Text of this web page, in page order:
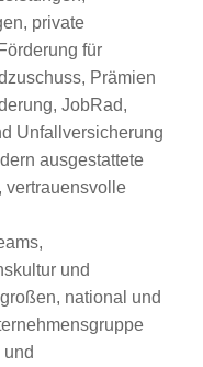
private
für
Prämien
JobRad,
Unfallversicherung
ausgestattete
vertrauensvolle
und
national und